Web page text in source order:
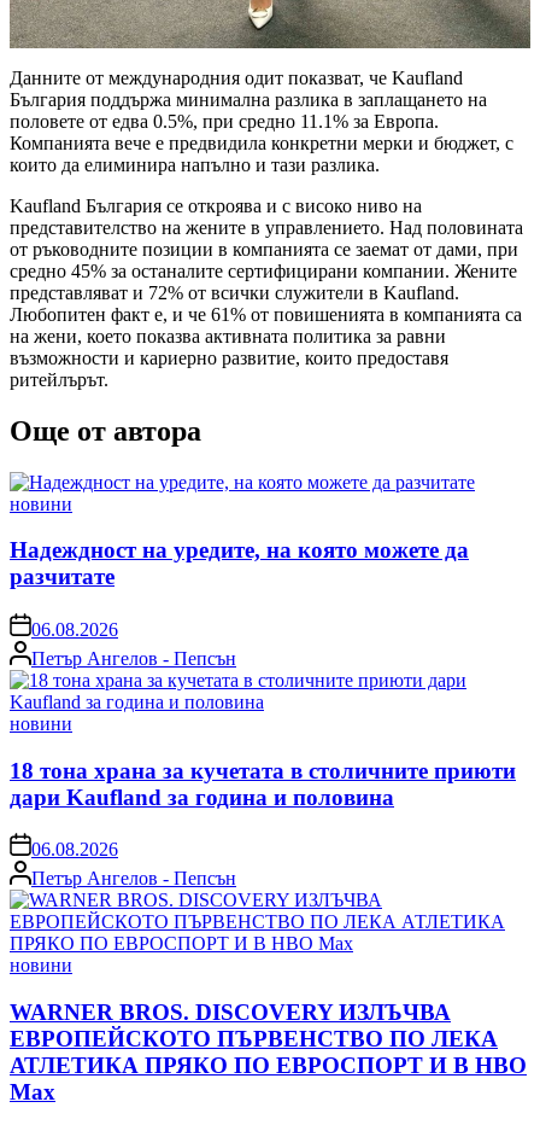
Данните от международния одит показват, че Kaufland
България поддържа минимална разлика в заплащането на
половете от едва 0.5%, при средно 11.1% за Европа.
Компанията вече е предвидила конкретни мерки и бюджет, с
които да елиминира напълно и тази разлика.
Kaufland България се откроява и с високо ниво на
представителство на жените в управлението. Над половината
от ръководните позиции в компанията се заемат от дами, при
средно 45% за останалите сертифицирани компании. Жените
представляват и 72% от всички служители в Kaufland.
Любопитен факт е, и че 61% от повишенията в компанията са
на жени, което показва активната политика за равни
възможности и кариерно развитие, които предоставя
ритейлърът.
Още от автора
Posted
новини
Надеждност на уредите, на която можете да
разчитате
on06.08.2026
Posted
by
Петър Ангелов - Пепсън
Posted
новини
18 тона храна за кучетата в столичните приюти
дари Kaufland за година и половина
on06.08.2026
Posted
by
Петър Ангелов - Пепсън
Posted
новини
WARNER BROS. DISCOVERY ИЗЛЪЧВА
ЕВРОПЕЙСКОТО ПЪРВЕНСТВО ПО ЛЕКА
АТЛЕТИКА ПРЯКО ПО ЕВРОСПОРТ И В НВО
Мах